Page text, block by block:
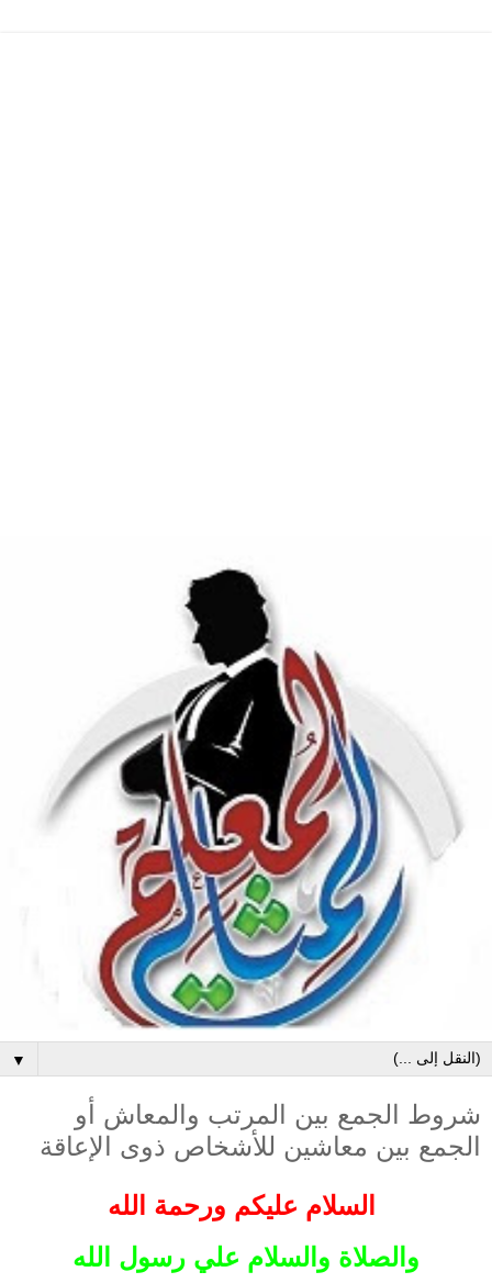
▼
شروط الجمع بين المرتب والمعاش أو
الجمع بين معاشين للأشخاص ذوى الإعاقة
السلام عليكم ورحمة الله
والصلاة والسلام علي رسول الله